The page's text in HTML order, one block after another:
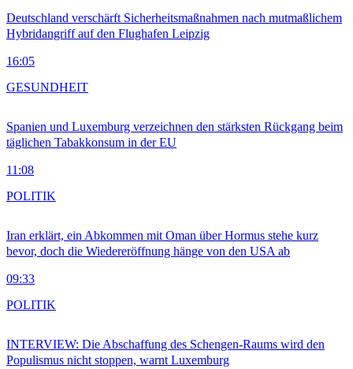
Deutschland verschärft Sicherheitsmaßnahmen nach mutmaßlichem
Hybridangriff auf den Flughafen Leipzig
16:05
Spanien und Luxemburg verzeichnen den stärksten Rückgang beim
täglichen Tabakkonsum in der EU
11:08
GESUNDHEIT
Iran erklärt, ein Abkommen mit Oman über Hormus stehe kurz
bevor, doch die Wiedereröffnung hänge von den USA ab
09:33
POLITIK
INTERVIEW: Die Abschaffung des Schengen-Raums wird den
Populismus nicht stoppen, warnt Luxemburg
POLITIK